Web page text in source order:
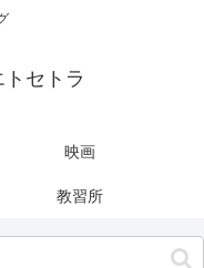
セトラ
映画
教習所